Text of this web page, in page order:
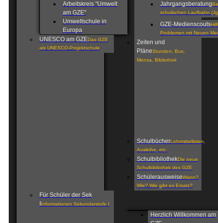
Arbeitskreis "Umwelt
am GZE"
Umweltschule in
Europa
UNESCO am GZEDas GZE
als UNESCO-Projektschule
Jahrgangsberatung
schulischen Laufbahn
GZE-Medienscouts
Problemen mit Neuen
Zeiten und
PläneStunden, Bus,
Mensa, Bibliothek
SchulbücherLehrmittellisten,
Ausleihe, etc.
SchulbibliothekDie neue
Schulbibliothek des GZE
SchülerausweiseWann?
Wie? Wie gibt es Ersatz?
Für Schüler der Sek
Informationen Sekundarstufe I
Herzlich Willkommen am